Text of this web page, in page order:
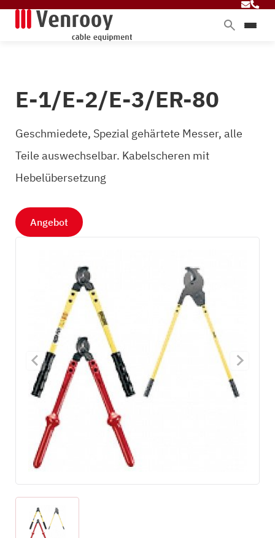
Branchen
Blog
E-1/E-2/E-3/ER-80
Geschmiedete, Spezial gehärtete Messer, alle
Teile auswechselbar. Kabelscheren mit
Hebelübersetzung
Angebot